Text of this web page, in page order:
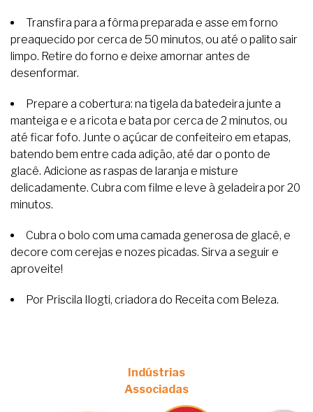
Transfira para a fôrma preparada e asse em forno
preaquecido por cerca de 50 minutos, ou até o palito sair
limpo. Retire do forno e deixe amornar antes de
desenformar.
Prepare a cobertura: na tigela da batedeira junte a
manteiga e e a ricota e bata por cerca de 2 minutos, ou
até ficar fofo. Junte o açúcar de confeiteiro em etapas,
batendo bem entre cada adição, até dar o ponto de
glacê. Adicione as raspas de laranja e misture
delicadamente. Cubra com filme e leve à geladeira por 20
minutos.
Cubra o bolo com uma camada generosa de glacê, e
decore com cerejas e nozes picadas. Sirva a seguir e
aproveite!
Por Priscila Ilogti, criadora do Receita com Beleza.
Indústrias
Associadas